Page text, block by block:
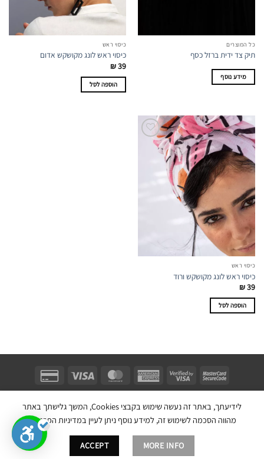
כל המוצרים
תיק צד ידית ברזל כסף
מידע נוסף
כיסוי ראש
כיסוי ראש לונג מקושקש אדום
₪39
הוספה לסל
כיסוי ראש
כיסוי ראש לונג מקושקש ורוד
₪39
הוספה לסל
בניית אתר חנות מכירות ע''י:
לידיעתך, באתר זה נעשה שימוש בקבצי Cookies, המשך גלישתך באתר
מהווה הסכמה לשימוש זה, למידע נוסף ניתן לעיין במדיניות הפרטיות.
MORE INFO
ACCEPT